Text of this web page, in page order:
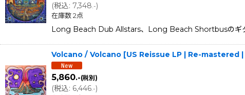
(税込: 7,348 .-)
在庫数 2点
Long Beach Dub Allstars、Long Beach Shortbusのギ
Volcano / Volcano [US Reissue LP | Re-mastered
5,860.-(税別)
(税込: 6,446.-)